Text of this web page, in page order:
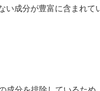
成分が豊富に含まれて